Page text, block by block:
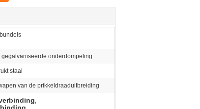
gegalvaniseerde onderdompeling
staal
van de prikkeldraaduitbreiding
,